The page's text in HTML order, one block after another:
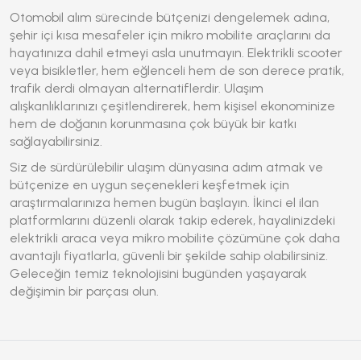
Otomobil alım sürecinde bütçenizi dengelemek adına,
şehir içi kısa mesafeler için mikro mobilite araçlarını da
hayatınıza dahil etmeyi asla unutmayın. Elektrikli scooter
veya bisikletler, hem eğlenceli hem de son derece pratik,
trafik derdi olmayan alternatiflerdir. Ulaşım
alışkanlıklarınızı çeşitlendirerek, hem kişisel ekonominize
hem de doğanın korunmasına çok büyük bir katkı
sağlayabilirsiniz.
Siz de sürdürülebilir ulaşım dünyasına adım atmak ve
bütçenize en uygun seçenekleri keşfetmek için
araştırmalarınıza hemen bugün başlayın. İkinci el ilan
platformlarını düzenli olarak takip ederek, hayalinizdeki
elektrikli araca veya mikro mobilite çözümüne çok daha
avantajlı fiyatlarla, güvenli bir şekilde sahip olabilirsiniz.
Geleceğin temiz teknolojisini bugünden yaşayarak
değişimin bir parçası olun.